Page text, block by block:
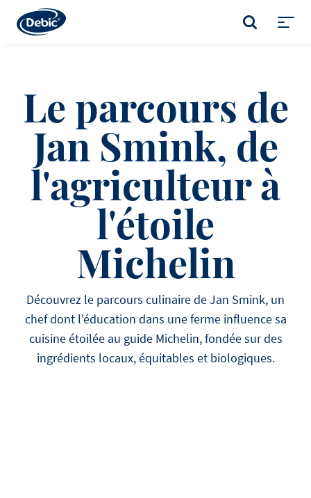
main
RECHERCHER
Le parcours de
Jan Smink, de
l'agriculteur à
l'étoile
Michelin
Découvrez le parcours culinaire de Jan Smink, un
chef dont l'éducation dans une ferme influence sa
cuisine étoilée au guide Michelin, fondée sur des
ingrédients locaux, équitables et biologiques.